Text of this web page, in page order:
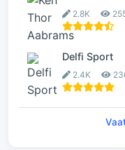
2.8K
Delfi Sport
2.4K